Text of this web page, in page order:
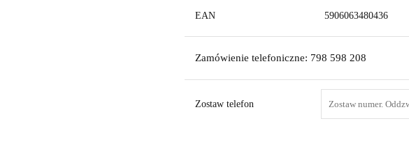
EAN 5906063480436
Zamówienie telefoniczne: 798 598 208
Zostaw telefon